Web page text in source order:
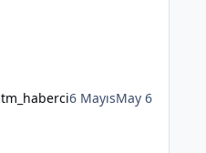
tm_haberci6 MayısMay 6